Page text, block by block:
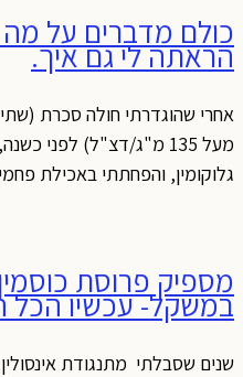
כולם מדברים על מה
הראתה לי גם איך.
אחרי שהוגדרתי חולה סכרת
מעל 135 מ"ג/דצ"ל) לפני
גלוקומין, והפחתתי באכילת
מספיק פרוסת
במשקל- עכשיו הכל